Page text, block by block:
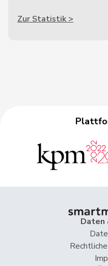
Zur Statistik >
Daten